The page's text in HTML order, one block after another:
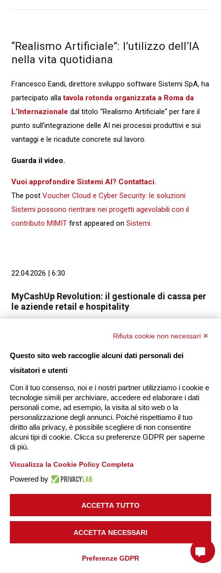
“Realismo Artificiale”: l’utilizzo dell’IA
nella vita quotidiana
Francesco Eandi, direttore sviluppo software Sistemi SpA, ha
partecipato allatavola rotonda organizzata a Roma da
L’Internazionale dal titolo “Realismo Artificiale“ per fare il
punto sull’integrazione delle AI nei processi produttivi e sui
vantaggi e le ricadute concrete sul lavoro.
Guarda il video.
Vuoi approfondire Sistemi AI? Contattaci.
The post Voucher Cloud e Cyber Security: le soluzioni
Sistemi possono rientrare nei progetti agevolabili con il
contributo MIMITfirst appeared on Sistemi.
22.04.2026 | 6:30
MyCashUp Revolution: il gestionale di cassa per
le aziende retail e hospitality
è il gestionale di cassa pensato per
le aziende retail e hospitality che vogliono
gestire vendite,
amministrativi diESOLVER, la nostra soluzione software
ERP per le imprese di tutti i settori.
Quando emetti dal tuo gestionale di cassa scontrini,
documenti fiscali e ricevute, MyCashUp Revolution
data, ora, dettaglio degli articoli venduti, modalità di
pagamento. In questo modo
ESOLVER i dati di vendite, incassi, magazzino e
, riduci le attività manuali e hai a disposizione
Con MyCashUp Revolution puoi:
Rifiuta cookie non necessari ✕
Questo sito web raccoglie alcuni dati personali dei
visitatori e utenti
Con il tuo consenso, noi e i nostri partner utilizziamo i cookie e
tecnologie simili per archiviare, accedere ed elaborare i dati
personali come, ad esempio, la visita al sito web o la
personalizzazione degli annunci. Poiché rispettiamo il tuo
diritto alla privacy, è possibile scegliere di non consentire
alcuni tipi di cookie. Clicca su preferenze GDPR per saperne
di più.
Visualizza la Cookie Policy Completa
Powered by
ACCETTA TUTTO
ACCETTA NECESSARI
Preferenze GDPR